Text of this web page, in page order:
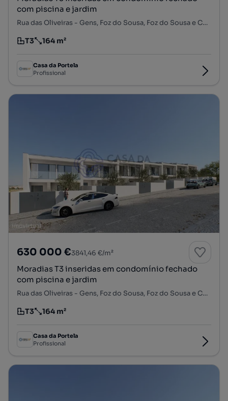
com piscina e jardim
Rua das Oliveiras - Gens, Foz do Sousa, Foz do Sousa e Covelo, Gondomar, Porto
Tipologia
T3
Preço por metro quadrado
164 m²
Casa da Portela
Profissional
630 000 €3841,46 €/m²
Moradias T3 inseridas em condomínio fechado
com piscina e jardim
Rua das Oliveiras - Gens, Foz do Sousa, Foz do Sousa e Covelo, Gondomar, Porto
Tipologia
T3
Preço por metro quadrado
164 m²
Casa da Portela
Profissional